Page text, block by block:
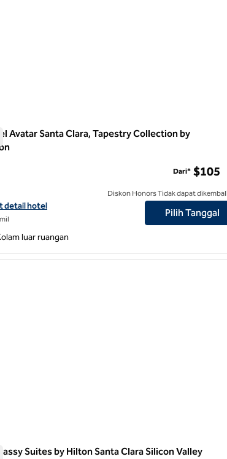
Avatar Santa Clara, Tapestry Collection by
detail hotel untuk Avatar Hotel Santa Clara, Tapestry
detail hotel
Dari* $105
Diskon Honors Tidak dapat
Pilih Tanggal
luar ruangan
Suites by Hilton Santa Clara Silicon Valley